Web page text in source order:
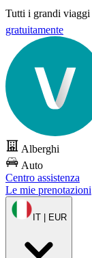
Tutti i grandi viaggi
gratuitamente
Alberghi
Auto
Centro assistenza
Le mie prenotazioni
IT | EUR